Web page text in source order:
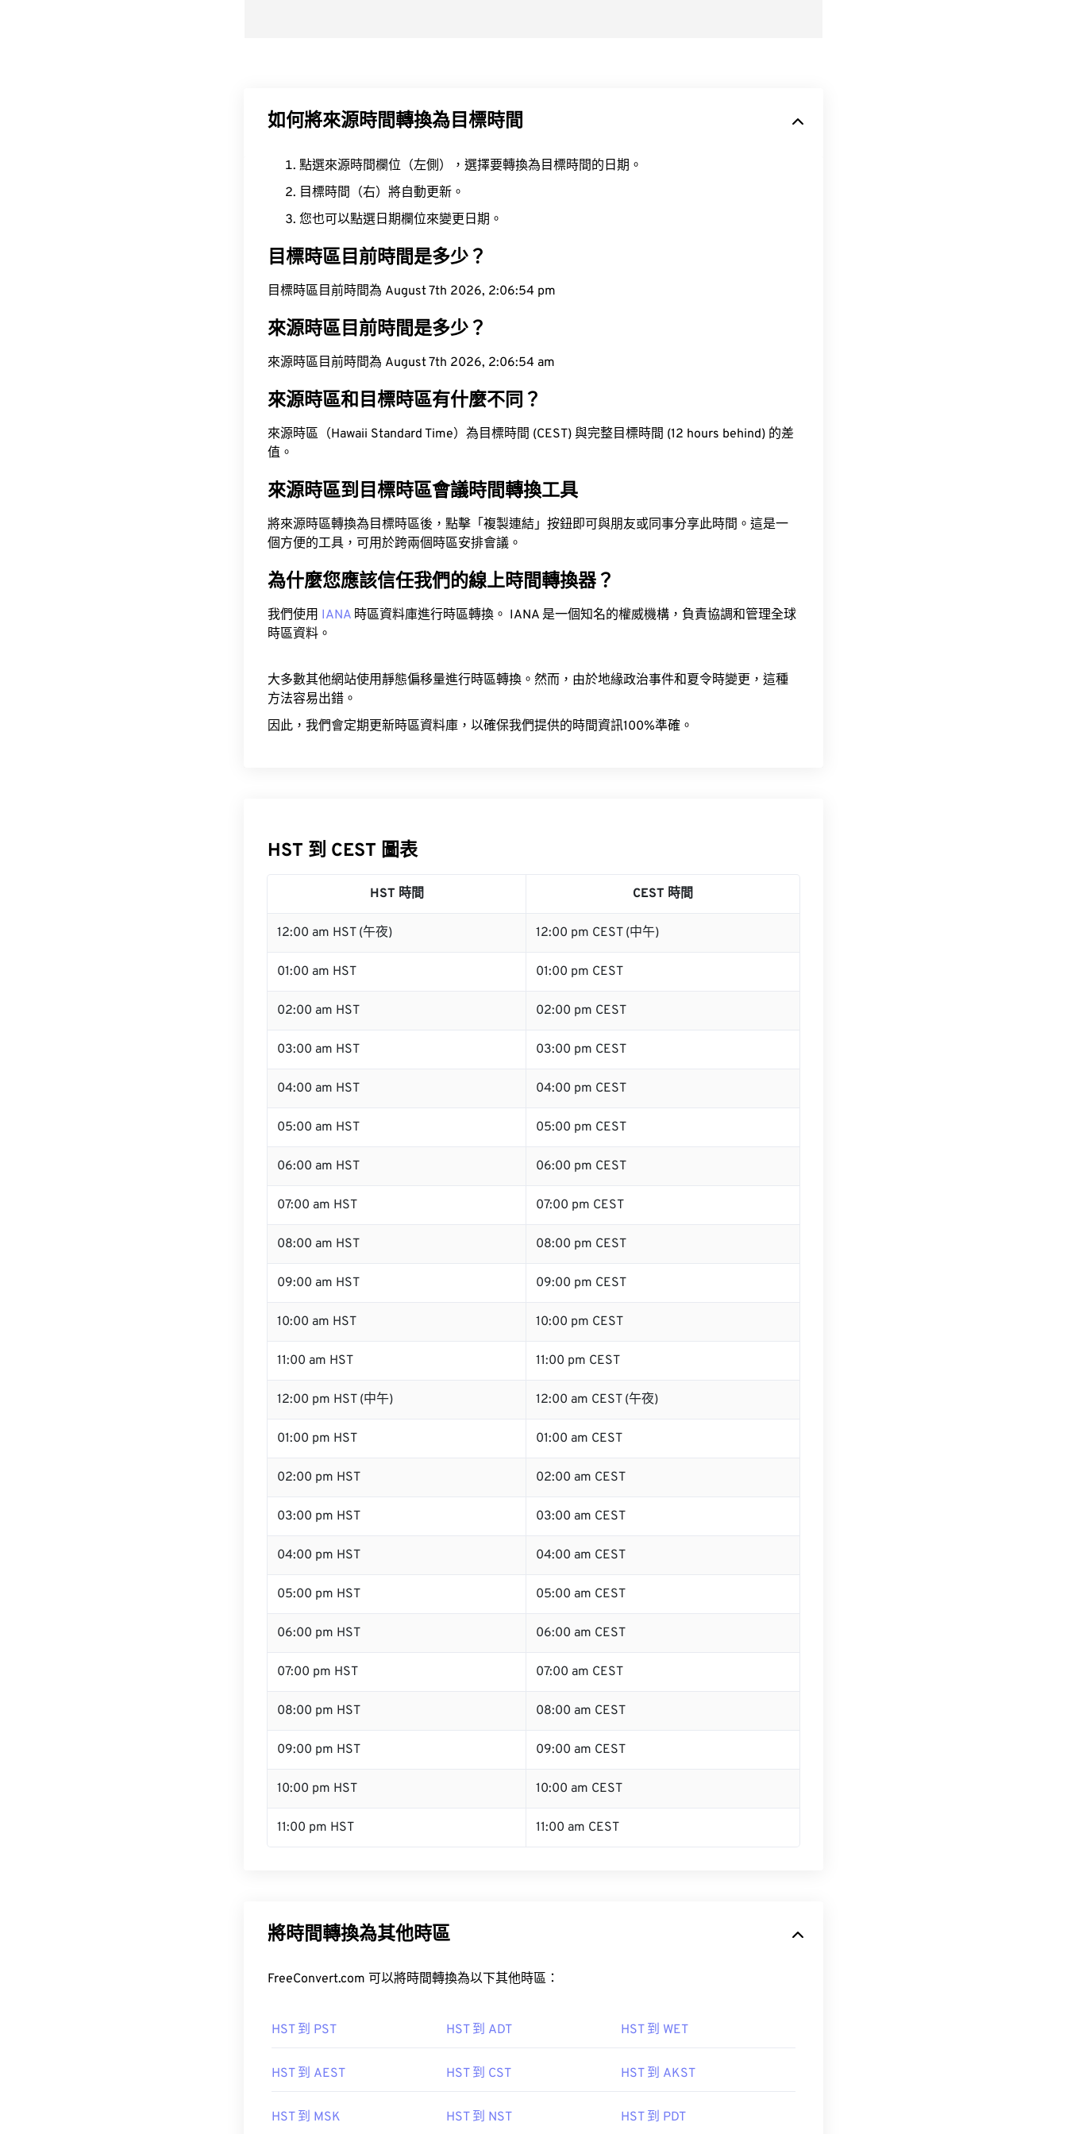
如何將來源時間轉換為目標時間
點選來源時間欄位（左側），選擇要轉換為目標時間的日期。
目標時間（右）將自動更新。
您也可以點選日期欄位來變更日期。
目標時區目前時間是多少？
目標時區目前時間為 August 7th 2026, 2:06:55 pm
來源時區目前時間是多少？
來源時區目前時間為 August 7th 2026, 2:06:55 am
來源時區和目標時區有什麼不同？
來源時區（Hawaii Standard Time）為目標時間 (CEST) 與完整目標時間 (12 hours behind) 的差
值。
來源時區到目標時區會議時間轉換工具
將來源時區轉換為目標時區後，點擊「複製連結」按鈕即可與朋友或同事分享此時間。這是一
個方便的工具，可用於跨兩個時區安排會議。
為什麼您應該信任我們的線上時間轉換器？
我們使用 IANA 時區資料庫進行時區轉換。 IANA 是一個知名的權威機構，負責協調和管理全球
時區資料。
大多數其他網站使用靜態偏移量進行時區轉換。然而，由於地緣政治事件和夏令時變更，這種
方法容易出錯。
因此，我們會定期更新時區資料庫，以確保我們提供的時間資訊100%準確。
HST 到 CEST 圖表
HST 時間 CEST 時間
12:00 am HST (午夜) 12:00 pm CEST (中午)
01:00 am HST 01:00 pm CEST
02:00 am HST 02:00 pm CEST
03:00 am HST 03:00 pm CEST
04:00 am HST 04:00 pm CEST
05:00 am HST 05:00 pm CEST
06:00 am HST 06:00 pm CEST
07:00 am HST 07:00 pm CEST
08:00 am HST 08:00 pm CEST
09:00 am HST 09:00 pm CEST
10:00 am HST 10:00 pm CEST
11:00 am HST 11:00 pm CEST
12:00 pm HST (中午) 12:00 am CEST (午夜)
01:00 pm HST 01:00 am CEST
02:00 pm HST 02:00 am CEST
03:00 pm HST 03:00 am CEST
04:00 pm HST 04:00 am CEST
05:00 pm HST 05:00 am CEST
06:00 pm HST 06:00 am CEST
07:00 pm HST 07:00 am CEST
08:00 pm HST 08:00 am CEST
09:00 pm HST 09:00 am CEST
10:00 pm HST 10:00 am CEST
11:00 pm HST 11:00 am CEST
將時間轉換為其他時區
FreeConvert.com 可以將時間轉換為以下其他時區：
HST 到 PST HST 到 ADT HST 到 WET
HST 到 AEST HST 到 CST HST 到 AKST
HST 到 MSK HST 到 NST HST 到 PDT